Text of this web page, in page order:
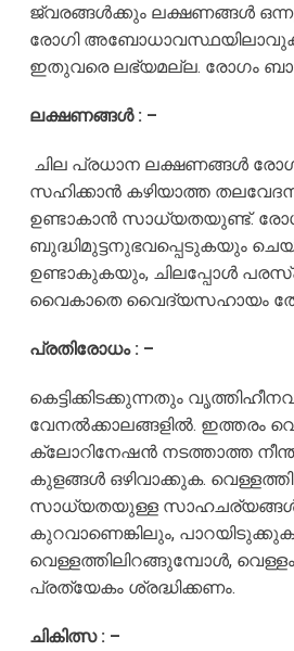
ജ്വരങ്ങൾക്കും ലക്ഷണങ്ങൾ
രോഗി
ഇതുവരെ ലഭ്യമല്ല. രോഗം
ലക്ഷണങ്ങൾ : –
ചില പ്രധാന ലക്ഷണങ്ങൾ
സഹിക്കാൻ കഴിയാത്ത
ഉണ്ടാകാൻ സാധ്യതയുണ്ട്.
ബുദ്ധിമുട്ടനുഭവപ്പെടുകയും
ഉണ്ടാകുകയും, ചിലപ്പോൾ
വൈകാതെ വൈദ്യസഹായം
പ്രതിരോധം : –
കെട്ടിക്കിടക്കുന്നതും
വേനൽക്കാലങ്ങളിൽ. ഇത്തരം
ക്ലോറിനേഷൻ നടത്താത്ത
കുളങ്ങൾ ഒഴിവാക്കുക.
സാധ്യതയുള്ള സാഹചര്യങ്ങൾ
കുറവാണെങ്കിലും,
വെള്ളത്തിലിറങ്ങുമ്പോൾ,
പ്രത്യേകം ശ്രദ്ധിക്കണം.
ചികിത്സ : –